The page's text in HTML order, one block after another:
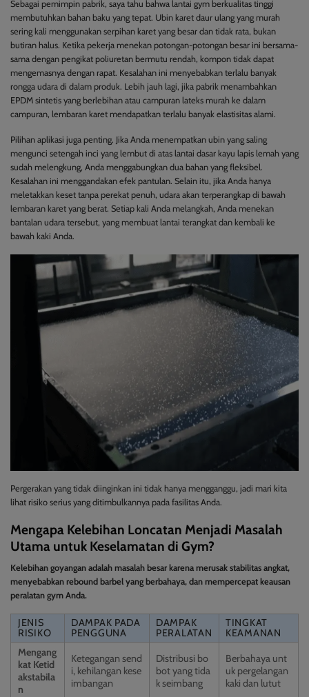
Sebagai pemimpin pabrik, saya tahu bahwa lantai gym berkualitas tinggi
membutuhkan bahan baku yang tepat. Ubin karet daur ulang yang murah
sering kali menggunakan serpihan karet yang besar dan tidak rata, bukan
butiran halus. Ketika pekerja menekan potongan-potongan besar ini bersama-
sama dengan pengikat poliuretan bermutu rendah, kompon tidak dapat
mengemasnya dengan rapat. Kesalahan ini menyebabkan terlalu banyak
rongga udara di dalam produk. Lebih jauh lagi, jika pabrik menambahkan
EPDM sintetis yang berlebihan atau campuran lateks murah ke dalam
campuran, lembaran karet mendapatkan terlalu banyak elastisitas alami.
Pilihan aplikasi juga penting. Jika Anda menempatkan ubin yang saling
mengunci setengah inci yang lembut di atas lantai dasar kayu lapis lemah yang
sudah melengkung, Anda menggabungkan dua bahan yang fleksibel.
Kesalahan ini menggandakan efek pantulan. Selain itu, jika Anda hanya
meletakkan keset tanpa perekat penuh, udara akan terperangkap di bawah
lembaran karet yang berat. Setiap kali Anda melangkah, Anda menekan
bantalan udara tersebut, yang membuat lantai terangkat dan kembali ke
bawah kaki Anda.
Pergerakan yang tidak diinginkan ini tidak hanya mengganggu, jadi mari kita
lihat risiko serius yang ditimbulkannya pada fasilitas Anda.
Mengapa Kelebihan Loncatan Menjadi Masalah
Utama untuk Keselamatan di Gym?
Kelebihan goyangan adalah masalah besar karena merusak stabilitas angkat,
menyebabkan rebound barbel yang berbahaya, dan mempercepat keausan
peralatan gym Anda.
JENIS
RISIKO
DAMPAK PADA
PENGGUNA
DAMPAK
PERALATAN
TINGKAT
KEAMANAN
Mengang
kat Ketid
akstabila
n
Ketegangan send
i, kehilangan kese
imbangan
Distribusi bo
bot yang tida
k seimbang
Berbahaya unt
uk pergelangan
kaki dan lutut